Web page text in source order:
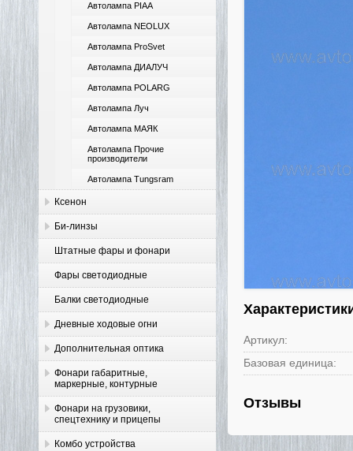
Автолампа PIAA
Автолампа NEOLUX
Автолампа ProSvet
Автолампа ДИАЛУЧ
Автолампа POLARG
Автолампа Луч
Автолампа МАЯК
Автолампа Прочие
производители
Автолампа Tungsram
Ксенон
Би-линзы
Штатные фары и фонари
Фары светодиодные
Балки светодиодные
Дневные ходовые огни
Дополнительная оптика
Фонари габаритные,
маркерные, контурные
Фонари на грузовики,
спецтехнику и прицепы
Комбо устройства
Артикул:
Базовая единица:
Отзывы